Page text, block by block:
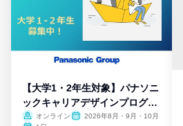
【大学1・2年生対象】パナソニ
ックキャリアデザインプログラ
ム
オンライン
2026年8月・9月・10月